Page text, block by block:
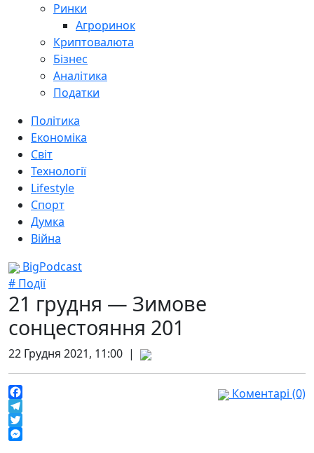
Ринки
Агроринок
Криптовалюта
Бізнес
Аналітика
Податки
Політика
Економіка
Світ
Технології
Lifestyle
Спорт
Думка
Війна
BigPodcast
# Події
21 грудня — Зимове
сонцестояння 201
22 Грудня 2021, 11:00 |
Facebook
Telegram
Twitter
Коментарі (0)